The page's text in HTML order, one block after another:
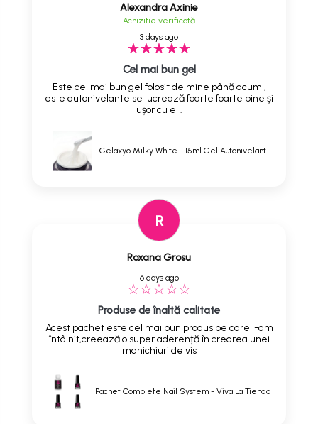
Alexandra Axinie
Achizitie verificată
3 days ago
Cel mai bun gel
Este cel mai bun gel folosit de mine până acum ,
este autonivelante se lucrează foarte foarte bine și
ușor cu el .
Gelaxyo Milky White - 15ml Gel Autonivelant
R
Roxana Grosu
6 days ago
Produse de înaltă calitate
Acest pachet este cel mai bun produs pe care l-am
întâlnit,creează o super aderență în crearea unei
manichiuri de vis
Pachet Complete Nail System - Viva La Tienda